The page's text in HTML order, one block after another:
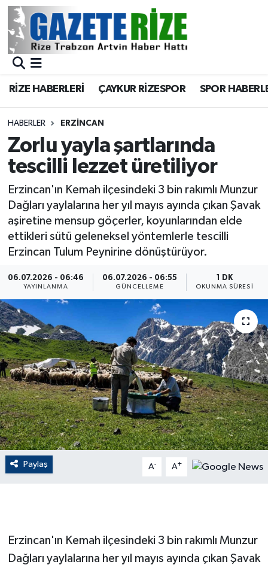
RİZE HABERLERİ ÇAYKUR RİZESPOR SPOR
HABERLER ERZINCAN
Zorlu yayla şartlarında
tescilli lezzet üretiliyor
Erzincan'ın Kemah ilçesindeki 3 bin rakımlı Munzur
Dağları yaylalarına her yıl mayıs ayında çıkan Şavak
aşiretine mensup göçerler, koyunlarından elde
ettikleri sütü geleneksel yöntemlerle tescilli
Erzincan Tulum Peynirine dönüştürüyor.
06.07.2026 - 06:46
YAYINLANMA
06.07.2026 - 06:55
GÜNCELLEME
1 DK
OKUNMA SÜRESI
Paylaş A- A+
Erzincan'ın Kemah ilçesindeki 3 bin rakımlı Munzur
Dağları yaylalarına her yıl mayıs ayında çıkan Şavak
BÖLGEMİZ
Asayiş
Rize Jandarma Komutanlığı
Bilim Teknoloji
Advertising news
Canlı Maç
ÇEVRE
Dış Haberler
Dünya
EĞİTİM
EKONOMİ
English News
Finans
Gayrimenkul
GENEL
Merkez Nöbetçi Eczaneler
Merkez Trafik Yoğunluk Haritası
Süper Lig Puan Durumu ve Fikstür
Tüm Manşetler
Son Dakika Haberleri
Haber Arşivi